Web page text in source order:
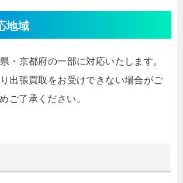
地域
・京都府の一部に対応いたします。
出張買取をお受けできない場合がご
ご了承ください。